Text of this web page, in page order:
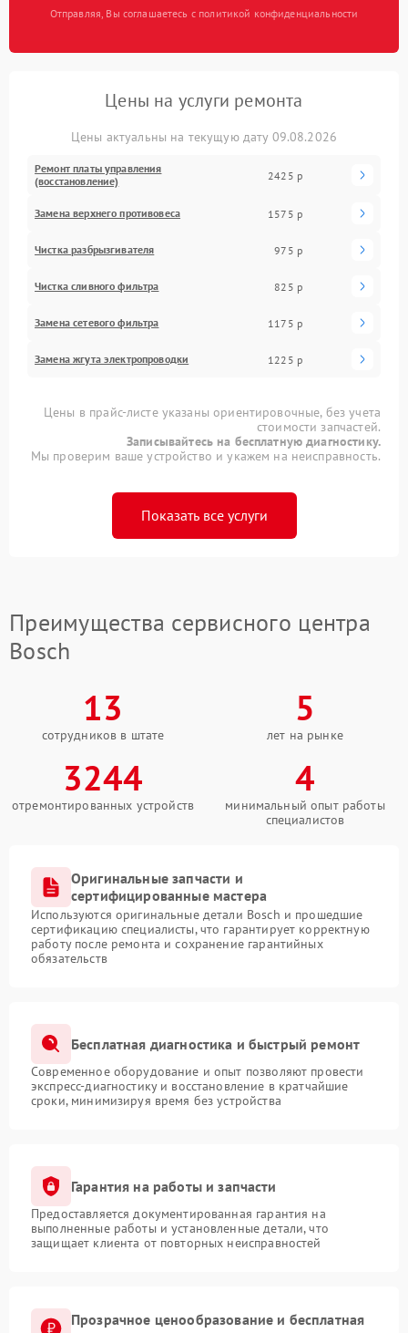
Отправляя, Вы соглашаетесь с политикой конфиденциальности
Цены на услуги ремонта
Цены актуальны на текущую дату 09.08.2026
Ремонт платы управления
(восстановление)
2425 р
Замена верхнего противовеса 1575 р
Чистка разбрызгивателя 975 р
Чистка сливного фильтра 825 р
Замена сетевого фильтра 1175 р
Замена жгута электропроводки 1225 р
Цены в прайс-листе указаны ориентировочные, без учета
стоимости запчастей.
Записывайтесь на бесплатную диагностику.
Мы проверим ваше устройство и укажем на неисправность.
Показать все услуги
Преимущества сервисного центра
Bosch
13
сотрудников в штате
5
лет на рынке
3244
отремонтированных устройств
4
минимальный опыт работы
специалистов
Оригинальные запчасти и
сертифицированные мастера
Используются оригинальные детали Bosch и прошедшие
сертификацию специалисты, что гарантирует корректную
работу после ремонта и сохранение гарантийных
обязательств
Бесплатная диагностика и быстрый ремонт
Современное оборудование и опыт позволяют провести
экспресс-диагностику и восстановление в кратчайшие
сроки, минимизируя время без устройства
Гарантия на работы и запчасти
Предоставляется документированная гарантия на
выполненные работы и установленные детали, что
защищает клиента от повторных неисправностей
Прозрачное ценообразование и бесплатная